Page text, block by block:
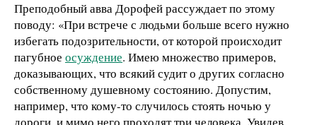
Преподобный авва Дорофей рассуждает по этому
поводу: «При встрече с людьми больше всего нужно
избегать подозрительности, от которой происходит
пагубное осуждение. Имею множество примеров,
доказывающих, что всякий судит о других согласно
собственному душевному состоянию. Допустим,
например, что кому-то случилось стоять ночью у